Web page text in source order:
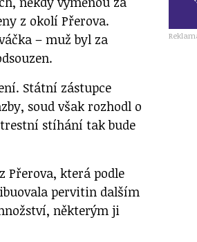
z okolí Přerova.
– muž byl za
Státní zástupce
soud však rozhodl o
stíhání tak bude
Přerova, která podle
pervitin dalším
některým ji